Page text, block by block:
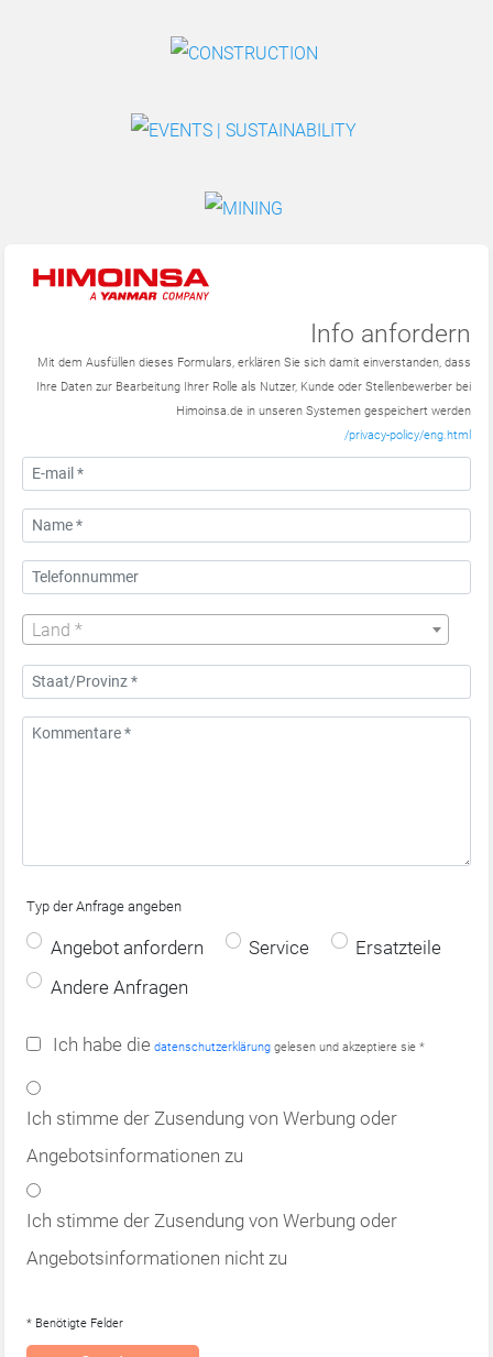
Info anfordern
Mit dem Ausfüllen dieses Formulars, erklären Sie sich damit einverstanden, dass
Ihre Daten zur Bearbeitung Ihrer Rolle als Nutzer, Kunde oder Stellenbewerber bei
Himoinsa.de in unseren Systemen gespeichert werden
/privacy-policy/eng.html
Land *
Typ der Anfrage angeben
Angebot anfordern Service
Ersatzteile
Andere Anfragen
Ich habe die datenschutzerklärung gelesen und akzeptiere sie *
Ich stimme der Zusendung von Werbung oder
Angebotsinformationen zu
Ich stimme der Zusendung von Werbung oder
Angebotsinformationen nicht zu
* Benötigte Felder